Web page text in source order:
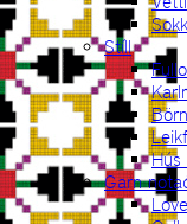
Stíll
Börn
Hús
Garn